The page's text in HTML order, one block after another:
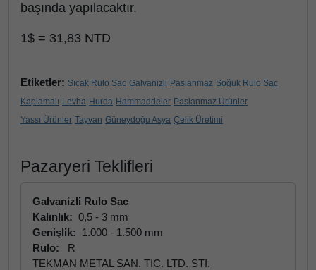
başında yapılacaktır.
1$ = 31,83 NTD
Etiketler: Sıcak Rulo Sac Galvanizli Paslanmaz Soğuk Rulo Sac
Kaplamalı Levha Hurda Hammaddeler Paslanmaz Ürünler
Yassı Ürünler Tayvan Güneydoğu Asya Çelik Üretimi
Pazaryeri Teklifleri
Galvanizli Rulo Sac
Kalınlık: 0,5 - 3 mm
Genişlik: 1.000 - 1.500 mm
Rulo:
R
TEKMAN METAL SAN. TIC. LTD. STI.